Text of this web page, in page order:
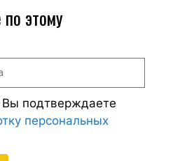
этому
Вы подтверждаете
персональных